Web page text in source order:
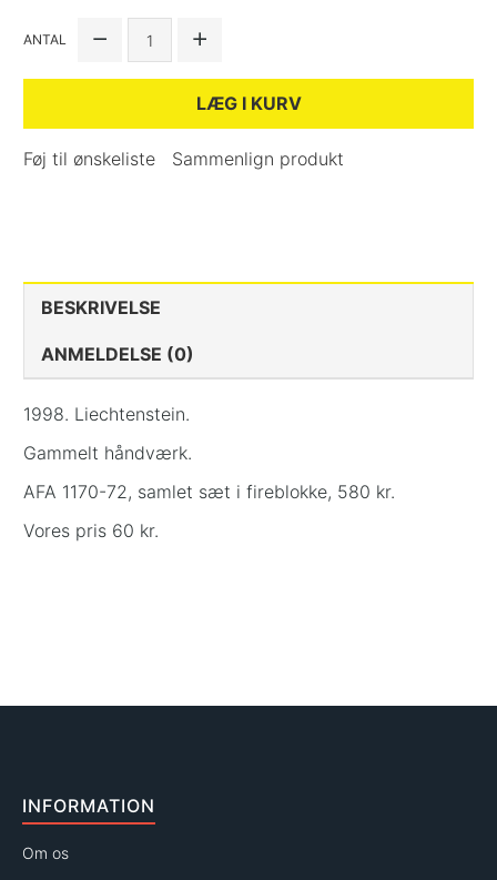
ANTAL
LÆG I KURV
Føj til ønskeliste Sammenlign produkt
BESKRIVELSE
ANMELDELSE (0)
1998. Liechtenstein.
Gammelt håndværk.
AFA 1170-72, samlet sæt i fireblokke, 580 kr.
Vores pris 60 kr.
INFORMATION
Om os